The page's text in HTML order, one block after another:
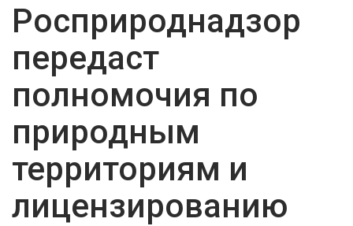
Росприроднадзор
передаст
полномочия по
природным
территориям и
лицензированию